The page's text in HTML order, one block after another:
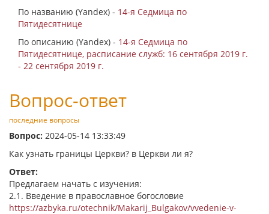
По названию (Yandex) - 14-я Седмица по
Пятидесятнице
По описанию (Yandex) - 14-я Седмица по
Пятидесятнице, расписание служб: 16 сентября 2019 г.
- 22 сентября 2019 г.
Вопрос-ответ
последние вопросы
Вопрос: 2024-05-14 13:33:49
Как узнать границы Церкви? в Церкви ли я?
Ответ:
Предлагаем начать с изучения:
2.1. Введение в православное богословие
https://azbyka.ru/otechnik/Makarij_Bulgakov/vvedenie-v-